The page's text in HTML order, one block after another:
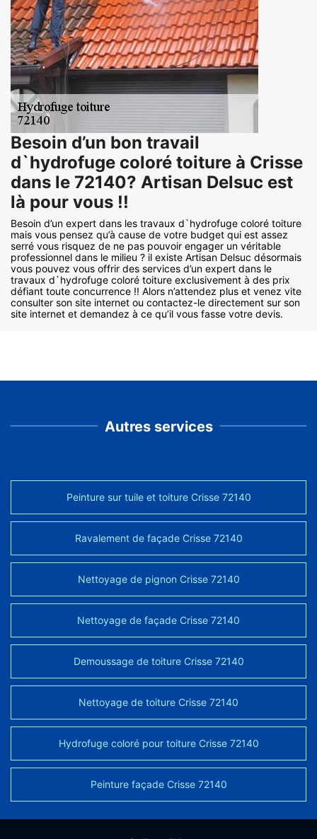
Besoin d’un bon travail
d`hydrofuge coloré toiture à Crisse
dans le 72140? Artisan Delsuc est
là pour vous !!
Besoin d’un expert dans les travaux d`hydrofuge coloré toiture
mais vous pensez qu’à cause de votre budget qui est assez
serré vous risquez de ne pas pouvoir engager un véritable
professionnel dans le milieu ? il existe Artisan Delsuc désormais
vous pouvez vous offrir des services d’un expert dans le
travaux d`hydrofuge coloré toiture exclusivement à des prix
défiant toute concurrence !! Alors n’attendez plus et venez vite
consulter son site internet ou contactez-le directement sur son
site internet et demandez à ce qu’il vous fasse votre devis.
Autres services
Peinture sur tuile et toiture Crisse 72140
Ravalement de façade Crisse 72140
Nettoyage de pignon Crisse 72140
Nettoyage de façade Crisse 72140
Demoussage de toiture Crisse 72140
Nettoyage de toiture Crisse 72140
Hydrofuge coloré pour toiture Crisse 72140
Peinture façade Crisse 72140